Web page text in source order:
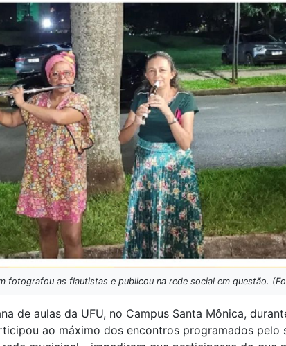
fotografou as flautistas e publicou na rede social em questão.
de aulas da UFU, no Campus Santa Mônica,
ao máximo dos encontros programados pelo